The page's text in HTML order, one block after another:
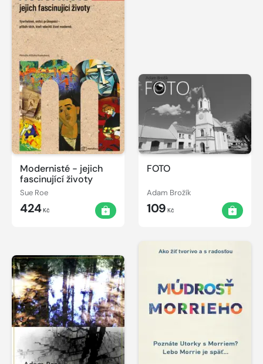
Modernisté - jejich
fascinující životy
Sue Roe
424Kč
FOTO
Adam Brožík
109 Kč